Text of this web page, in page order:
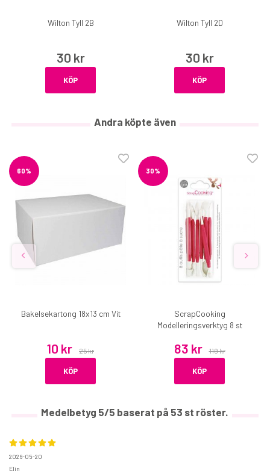
Wilton Tyll 2B
30 kr
KÖP
Wilton Tyll 2D
30 kr
KÖP
Andra köpte även
60%
Bakelsekartong 18x13 cm Vit
10 kr 25 kr
KÖP
30%
ScrapCooking
Modelleringsverktyg 8 st
83 kr 119 kr
KÖP
Medelbetyg 5/5 baserat på 53 st röster.
2026-05-20
Elin